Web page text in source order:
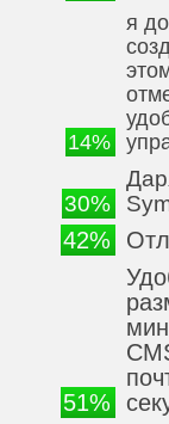
14%
я
30%
42%
51%